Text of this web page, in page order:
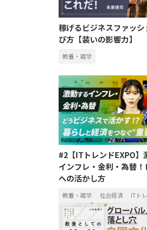
稼げるビジネスファッ
び方【装いの影響力】
教養・雑学
#2【ITトレンドEXPO】
インフレ・金利・為替！
への活かし方
教養・雑学 社会経済 ITト